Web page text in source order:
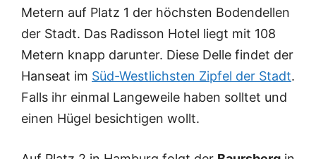
Metern auf Platz 1 der höchsten Bodendellen
der Stadt. Das Radisson Hotel liegt mit 108
Metern knapp darunter. Diese Delle findet der
Hanseat im Süd-Westlichsten Zipfel der Stadt.
Falls ihr einmal Langeweile haben solltet und
einen Hügel besichtigen wollt.